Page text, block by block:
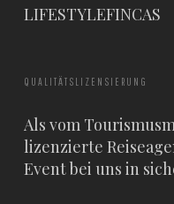
LIFESTYLEFINCAS
QUALITÄTSLIZENSIERUNG
Als vom
lizenzierte
Event bei uns in